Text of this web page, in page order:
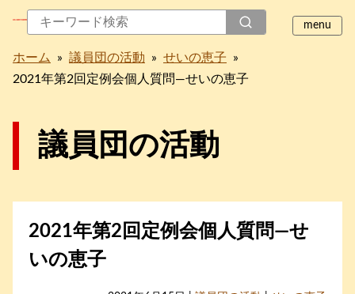
ホーム » 議員団の活動 » せいの恵子
»
2021年第2回定例会個人質問―せいの恵子
議員団の活動
2021年第2回定例会個人質問―せ
いの恵子